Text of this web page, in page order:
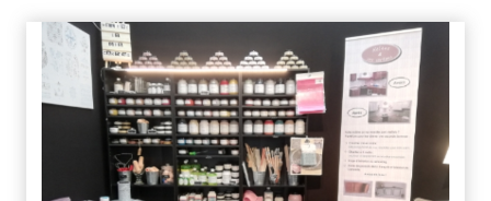
Résultats
de
recherche